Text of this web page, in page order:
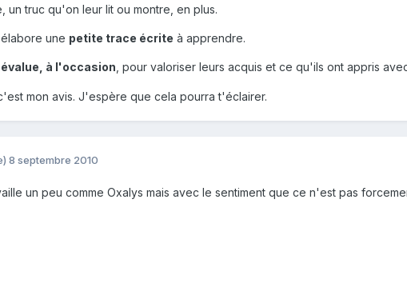
un truc qu'on leur lit ou montre, en plus.
une petite trace écrite à apprendre.
évalue, à l'occasion , pour valoriser leurs acquis et ce qu'ils ont appris
mon avis. J'espère que cela pourra t'éclairer.
8 septembre 2010
un peu comme Oxalys mais avec le sentiment que ce n'est pas